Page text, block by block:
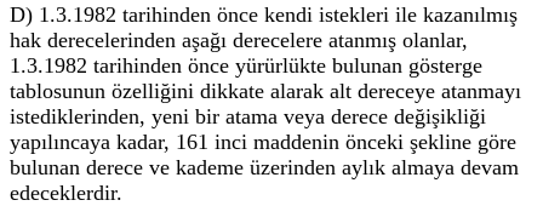
D) 1.3.1982 tarihinden önce kendi istekleri ile kazanılmış
hak derecelerinden aşağı derecelere atanmış olanlar,
1.3.1982 tarihinden önce yürürlükte bulunan gösterge
tablosunun özelliğini dikkate alarak alt dereceye atanmayı
istediklerinden, yeni bir atama veya derece değişikliği
yapılıncaya kadar, 161 inci maddenin önceki şekline göre
bulunan derece ve kademe üzerinden aylık almaya devam
edeceklerdir.